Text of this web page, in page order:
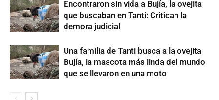
Encontraron sin vida a Bujía, la ovejita
que buscaban en Tanti: Critican la
demora judicial
Una familia de Tanti busca a la ovejita
Bujía, la mascota más linda del mundo
que se llevaron en una moto